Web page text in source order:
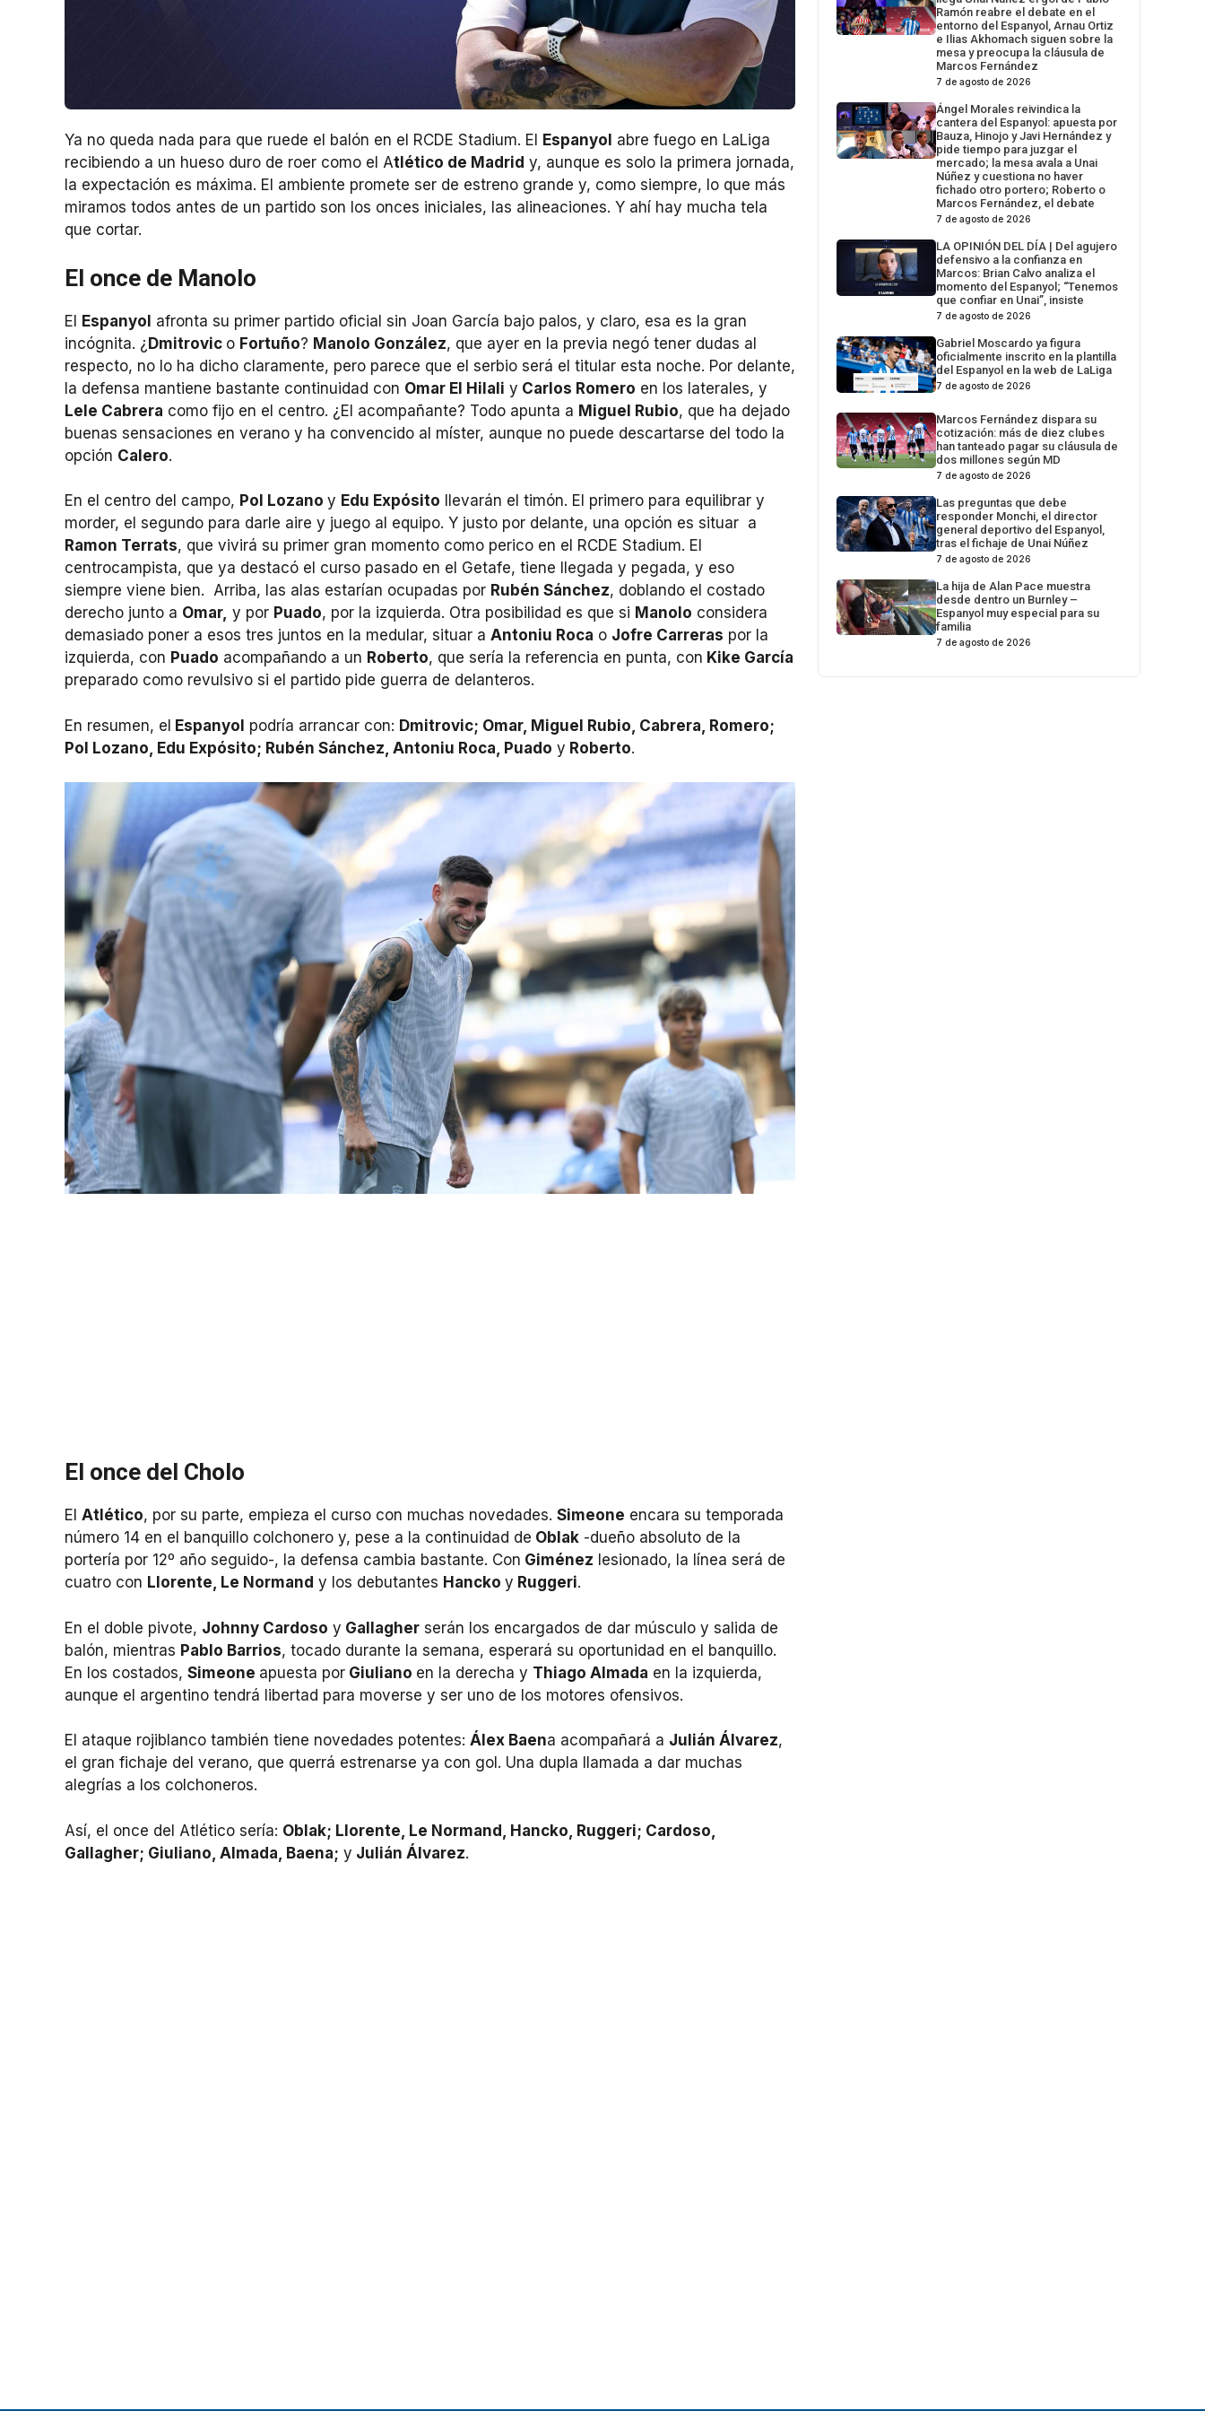
Ya no queda nada para que ruede el balón en el RCDE Stadium. El Espanyol abre fuego en LaLiga
recibiendo a un hueso duro de roer como el Atlético de Madrid y, aunque es solo la primera jornada,
la expectación es máxima. El ambiente promete ser de estreno grande y, como siempre, lo que más
miramos todos antes de un partido son los onces iniciales, las alineaciones. Y ahí hay mucha tela
que cortar.
El once de Manolo
El Espanyol afronta su primer partido oficial sin Joan García bajo palos, y claro, esa es la gran
incógnita. ¿ Dmitrovic o Fortuño? Manolo González, que ayer en la previa negó tener dudas al
respecto, no lo ha dicho claramente, pero parece que el serbio será el titular esta noche. Por delante,
la defensa mantiene bastante continuidad con Omar El Hilali y Carlos Romero en los laterales, y
Lele Cabrera como fijo en el centro. ¿El acompañante? Todo apunta a Miguel Rubio, que ha dejado
buenas sensaciones en verano y ha convencido al míster, aunque no puede descartarse del todo la
opción Calero.
En el centro del campo, Pol Lozano y Edu Expósito llevarán el timón. El primero para equilibrar y
morder, el segundo para darle aire y juego al equipo. Y justo por delante, una opción es situar a
Ramon Terrats, que vivirá su primer gran momento como perico en el RCDE Stadium. El
centrocampista, que ya destacó el curso pasado en el Getafe, tiene llegada y pegada, y eso
siempre viene bien. Arriba, las alas estarían ocupadas por Rubén Sánchez, doblando el costado
derecho junto a Omar, y por Puado, por la izquierda. Otra posibilidad es que si Manolo considera
demasiado poner a esos tres juntos en la medular, situar a Antoniu Roca o Jofre Carreras por la
izquierda, con Puado acompañando a un Roberto, que sería la referencia en punta, con Kike García
preparado como revulsivo si el partido pide guerra de delanteros.
En resumen, el Espanyol podría arrancar con: Dmitrovic; Omar, Miguel Rubio, Cabrera, Romero;
Pol Lozano, Edu Expósito; Rubén Sánchez, Antoniu Roca, Puado y Roberto.
El once del Cholo
El Atlético, por su parte, empieza el curso con muchas novedades. Simeone encara su temporada
número 14 en el banquillo colchonero y, pese a la continuidad de Oblak -dueño absoluto de la
portería por 12º año seguido-, la defensa cambia bastante. Con Giménez lesionado, la línea será de
cuatro con Llorente, Le Normand y los debutantes Hancko y Ruggeri.
En el doble pivote, Johnny Cardoso y Gallagher serán los encargados de dar músculo y salida de
balón, mientras Pablo Barrios, tocado durante la semana, esperará su oportunidad en el banquillo.
En los costados, Simeone apuesta por Giuliano en la derecha y Thiago Almada en la izquierda,
aunque el argentino tendrá libertad para moverse y ser uno de los motores ofensivos.
El ataque rojiblanco también tiene novedades potentes: Álex Baena acompañará a Julián Álvarez,
el gran fichaje del verano, que querrá estrenarse ya con gol. Una dupla llamada a dar muchas
alegrías a los colchoneros.
Así, el once del Atlético sería: Oblak; Llorente, Le Normand, Hancko, Ruggeri; Cardoso,
Gallagher; Giuliano, Almada, Baena; y Julián Álvarez.
Ramón reabre el debate en el
entorno del Espanyol, Arnau Ortiz
e Ilias Akhomach siguen sobre la
mesa y preocupa la cláusula de
Marcos Fernández
7 de agosto de 2026
Ángel Morales reivindica la
cantera del Espanyol: apuesta por
Bauza, Hinojo y Javi Hernández y
pide tiempo para juzgar el
mercado; la mesa avala a Unai
Núñez y cuestiona no haver
fichado otro portero; Roberto o
Marcos Fernández, el debate
7 de agosto de 2026
LA OPINIÓN DEL DÍA | Del agujero
defensivo a la confianza en
Marcos: Brian Calvo analiza el
momento del Espanyol; “Tenemos
que confiar en Unai”, insiste
7 de agosto de 2026
Gabriel Moscardo ya figura
oficialmente inscrito en la plantilla
del Espanyol en la web de LaLiga
7 de agosto de 2026
Marcos Fernández dispara su
cotización: más de diez clubes
han tanteado pagar su cláusula de
dos millones según MD
7 de agosto de 2026
Las preguntas que debe
responder Monchi, el director
general deportivo del Espanyol,
tras el fichaje de Unai Núñez
7 de agosto de 2026
La hija de Alan Pace muestra
desde dentro un Burnley –
Espanyol muy especial para su
familia
7 de agosto de 2026